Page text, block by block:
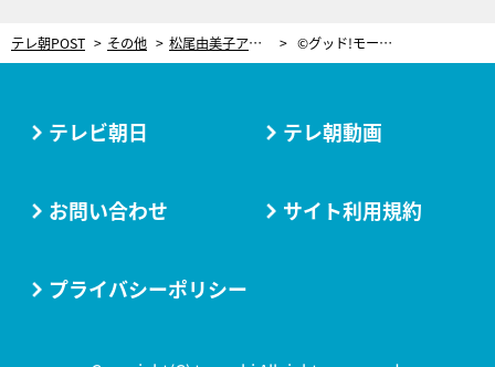
テレ朝POST その他 松尾由美子アナ「今年はたくさんの祝福をいただいたので…」4姉妹、“今年の漢字”を発表 ©グッド!モーニング
テレビ朝日 テレ朝動画
お問い合わせ サイト利用規約
プライバシーポリシー